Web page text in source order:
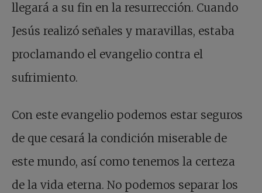
llegará a su fin en la resurrección. Cuando
Jesús realizó señales y maravillas, estaba
proclamando el evangelio contra el
sufrimiento.
Con este evangelio podemos estar seguros
de que cesará la condición miserable de
este mundo, así como tenemos la certeza
de la vida eterna. No podemos separar los